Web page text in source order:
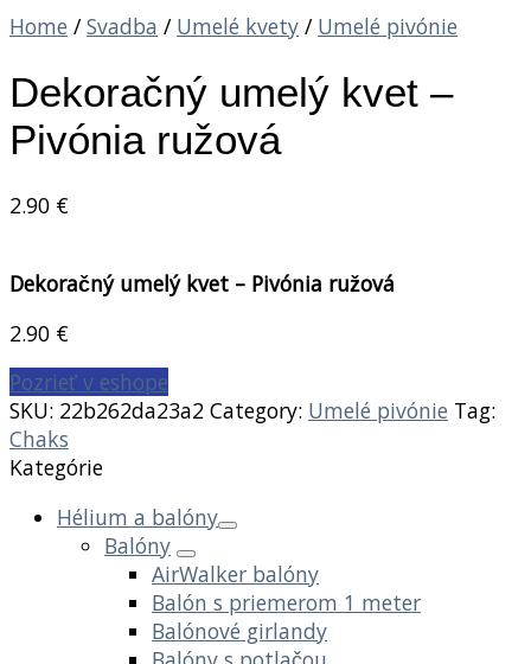
Home / Svadba / Umelé kvety / Umelé pivónie
Dekoračný umelý kvet –
Pivónia ružová
2.90 €
Dekoračný umelý kvet – Pivónia ružová
2.90 €
Pozrieť v eshope
SKU: 22b262da23a2 Category: Umelé pivónie Tag:
Chaks
Kategórie
Hélium a balóny
Balóny
AirWalker balóny
Balón s priemerom 1 meter
Balónové girlandy